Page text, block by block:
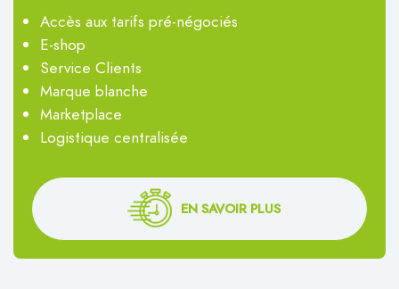
Accès aux tarifs pré-négociés
E-shop
Service Clients
Marque blanche
Marketplace
Logistique centralisée
EN SAVOIR PLUS